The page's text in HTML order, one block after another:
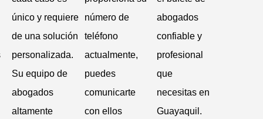
único y requiere
de una solución
personalizada.
Su equipo de
abogados
altamente
número de
teléfono
actualmente,
puedes
comunicarte
con ellos
abogados
confiable y
profesional
que
necesitas en
Guayaquil.